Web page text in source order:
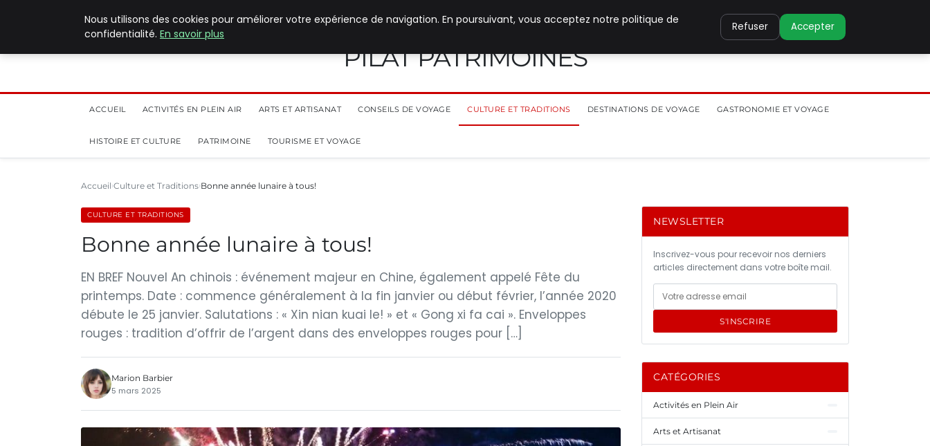
PILAT PATRIMOINES
ACCUEIL ACTIVITÉS EN PLEIN AIR ARTS ET ARTISANAT CONSEILS DE VOYAGE CULTURE ET TRADITIONS DESTINATIONS DE VOYAGE GASTRONOMIE ET VOYAGE
HISTOIRE ET CULTURE PATRIMOINE TOURISME ET VOYAGE
Accueil Culture et Traditions Bonne année lunaire à tous!
CULTURE ET TRADITIONS
Bonne année lunaire à tous!
EN BREF Nouvel An chinois : événement majeur en Chine, également appelé Fête du
printemps. Date : commence généralement à la fin janvier ou début février, l’année 2020
débute le 25 janvier. Salutations : « Xin nian kuai le! » et « Gong xi fa cai ». Enveloppes
rouges : tradition d’offrir de l’argent dans des enveloppes rouges pour […]
Marion Barbier
5 mars 2025
NEWSLETTER
Inscrivez-vous pour recevoir nos derniers
articles directement dans votre boîte mail.
S'INSCRIRE
CATÉGORIES
Activités en Plein Air
Arts et Artisanat
Nous utilisons des cookies pour améliorer votre expérience de navigation. En poursuivant, vous acceptez notre politique de
confidentialité. En savoir plus
Refuser Accepter